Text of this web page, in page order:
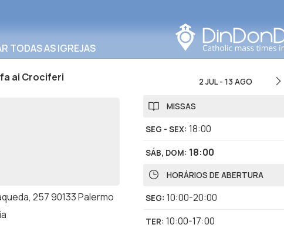
TODAS AS IGREJAS
ai Crociferi
257 90133 Palermo
2 JUL- 13 AGO
MISSAS
SEG - SEX: 18:00
SÁB, DOM: 18:00
HORÁRIOS DE ABERTURA
SEG: 10:00-20:00
TER: 10:00-17:00